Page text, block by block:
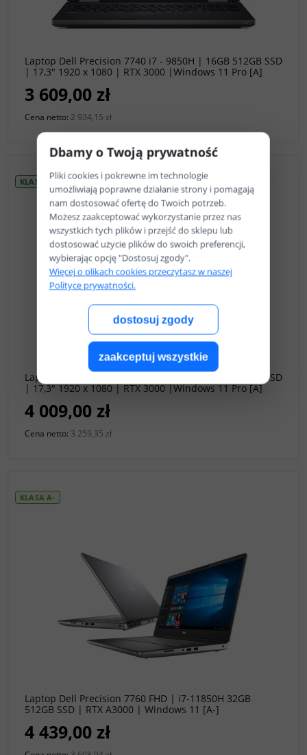
Laptop Dell Precision 7740 i7 - 9850H | 16GB 512GB SSD
| 17,3" 1920 x 1080 | RTX 3000 |Windows 11 Pro [A]
3 609,00 zł
Cena netto: 2 934,15 zł
do koszyka
Laptop Dell Precision 7740 i7 - 9850H | 32GB 512GB SSD
| 17,3" 1920 x 1080 | RTX 3000 |Windows 11 Pro [A]
4 009,00 zł
Cena netto: 3 259,35 zł
do koszyka
KLASA A
Laptop Dell Precision 7760 FHD | i7-11850H 32GB
512GB SSD | RTX A3000 | Windows 11 [A-]
4 439,00 zł
do koszyka
KLASA A-
Dbamy o Twoją prywatność
Pliki cookies i pokrewne im technologie
umożliwiają poprawne działanie strony i pomagają
nam dostosować ofertę do Twoich potrzeb.
Możesz zaakceptować wykorzystanie przez nas
wszystkich tych plików i przejść do sklepu lub
dostosować użycie plików do swoich preferencji,
wybierając opcję "Dostosuj zgody".
Więcej o plikach cookies przeczytasz w naszej
Polityce prywatności.
dostosuj zgody
zaakceptuj wszystkie